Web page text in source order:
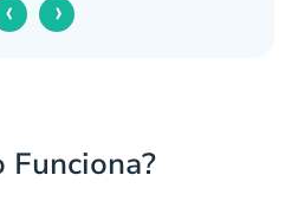
‹ ›
Funciona?